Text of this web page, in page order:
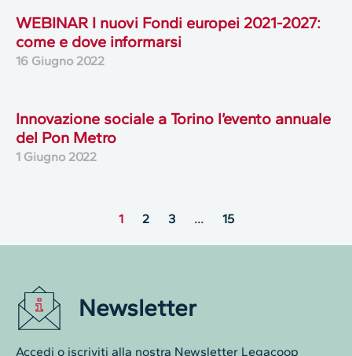
WEBINAR I nuovi Fondi europei 2021-2027:
come e dove informarsi
16 Giugno 2022
Innovazione sociale a Torino l’evento annuale
del Pon Metro
1 Giugno 2022
1 2 3 … 15
Newsletter
Accedi o iscriviti alla nostra Newsletter Legacoop